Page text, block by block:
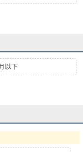
以下